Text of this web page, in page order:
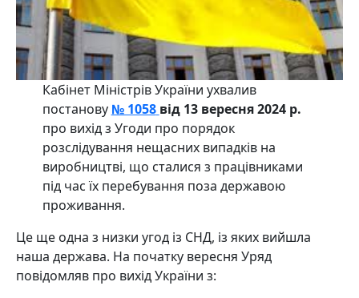
Кабінет Міністрів України ухвалив
постанову № 1058 від 13 вересня 2024 р.
про вихід з Угоди про порядок
розслідування нещасних випадків на
виробництві, що сталися з працівниками
під час їх перебування поза державою
проживання.
Це ще одна з низки угод із СНД, із яких вийшла
наша держава. На початку вересня Уряд
повідомляв про вихід України з: